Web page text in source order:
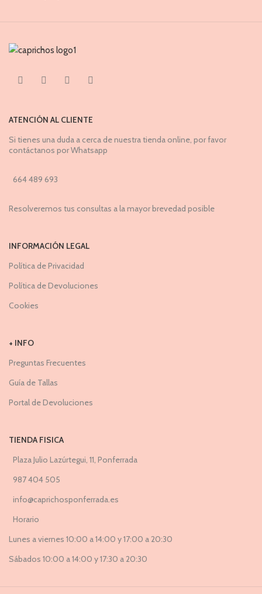
ATENCIÓN AL CLIENTE
Si tienes una duda a cerca de nuestra tienda online, por favor
contáctanos por Whatsapp
664 489 693
Resolveremos tus consultas a la mayor brevedad posible
INFORMACIÓN LEGAL
Política de Privacidad
Política de Devoluciones
Cookies
+ INFO
Preguntas Frecuentes
Guía de Tallas
Portal de Devoluciones
TIENDA FISICA
Plaza Julio Lazúrtegui, 11, Ponferrada
987 404 505
info@caprichosponferrada.es
Horario
Lunes a viernes 10:00 a 14:00 y 17:00 a 20:30
Sábados 10:00 a 14:00 y 17:30 a 20:30